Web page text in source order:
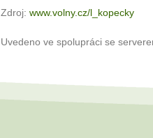
Zdroj: www.volny.cz/l_kopecky
Uvedeno ve spolupráci se